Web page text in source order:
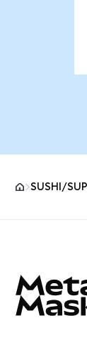
SUSHI/